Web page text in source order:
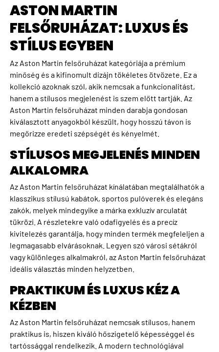
ASTON MARTIN
FELSŐRUHÁZAT: LUXUS ÉS
STÍLUS EGYBEN
Az Aston Martin felsőruházat kategóriája a prémium
minőség és a kifinomult dizájn tökéletes ötvözete. Ez a
kollekció azoknak szól, akik nemcsak a funkcionalitást,
hanem a stílusos megjelenést is szem előtt tartják. Az
Aston Martin felsőruházat minden darabja gondosan
kiválasztott anyagokból készült, hogy hosszú távon is
megőrizze eredeti szépségét és kényelmét.
STÍLUSOS MEGJELENÉS MINDEN
ALKALOMRA
Az Aston Martin felsőruházat kínálatában megtalálhatók a
klasszikus stílusú kabátok, sportos pulóverek és elegáns
zakók, melyek mindegyike a márka exkluzív arculatát
tükrözi. A részletekre való odafigyelés és a precíz
kivitelezés garantálja, hogy minden termék megfeleljen a
legmagasabb elvárásoknak. Legyen szó városi sétákról
vagy különleges alkalmakról, az Aston Martin felsőruházat
ideális választás minden helyzetben.
PRAKTIKUM ÉS LUXUS KÉZ A
KÉZBEN
Az Aston Martin felsőruházat nemcsak stílusos, hanem
praktikus is, hiszen kiváló hőszigetelő képességgel és
tartóssággal rendelkezik. A modern technológiával